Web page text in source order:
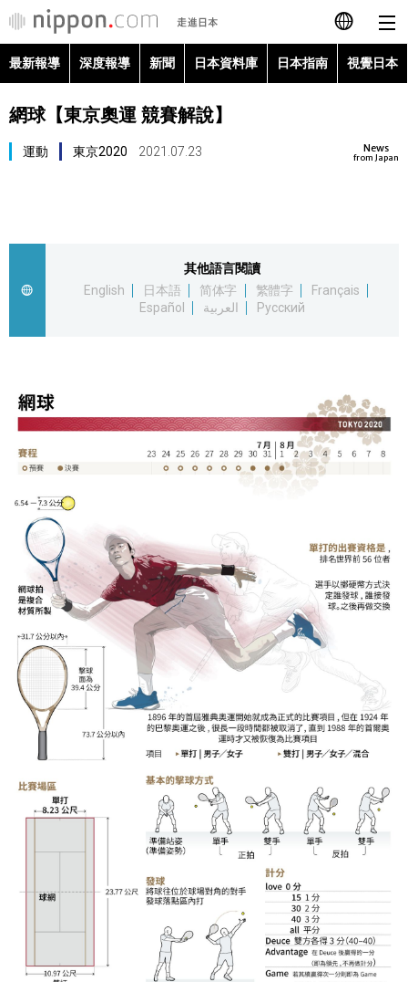
日本語
العربية
視覺日本
更多
人物訪談
日本入門
政治外交
文化
科學技術
official SNS
最新報導 深度報導 新聞 日本資料庫 日本指南 視覺日本
網球【東京奧運 競賽解說】
News
from Japan
運動 東京2020 2021.07.23
其他語言閱讀
English
日本語 简体字 繁體字
Français
Español
العربية Русский